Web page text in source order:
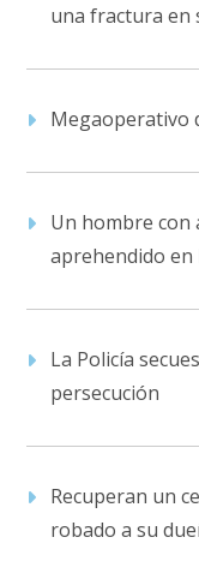
una fractura en
Megaoperativo
Un hombre con
aprehendido
La Policía
persecución
Recuperan un
robado a su